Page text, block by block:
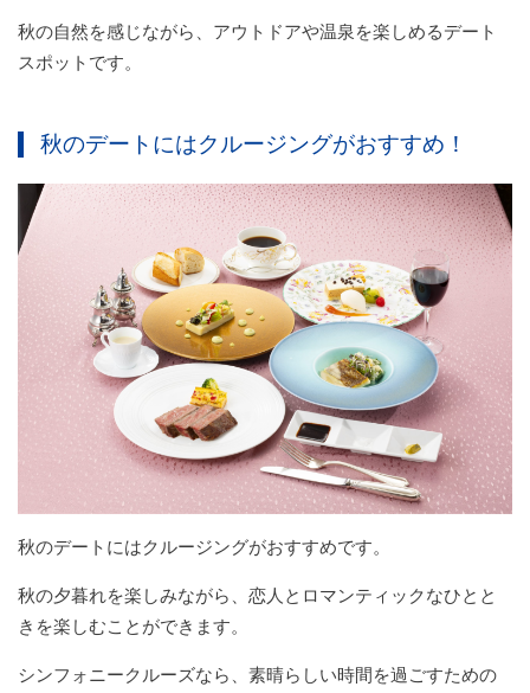
秋の自然を感じながら、アウトドアや温泉を楽しめるデート
スポットです。
秋のデートにはクルージングがおすすめ！
秋のデートにはクルージングがおすすめです。
秋の夕暮れを楽しみながら、恋人とロマンティックなひとと
きを楽しむことができます。
シンフォニークルーズなら、素晴らしい時間を過ごすための